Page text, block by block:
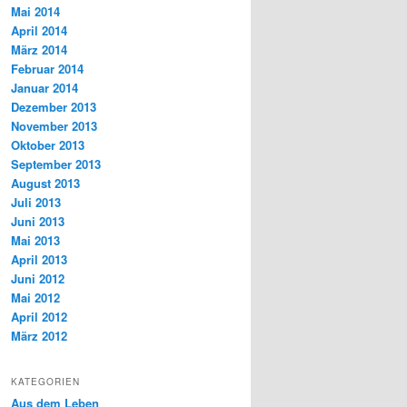
Mai 2014
April 2014
März 2014
Februar 2014
Januar 2014
Dezember 2013
November 2013
Oktober 2013
September 2013
August 2013
Juli 2013
Juni 2013
Mai 2013
April 2013
Juni 2012
Mai 2012
April 2012
März 2012
KATEGORIEN
Aus dem Leben